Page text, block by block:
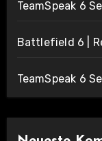
TeamSpeak 6
Battlefield 6 |
TeamSpeak 6